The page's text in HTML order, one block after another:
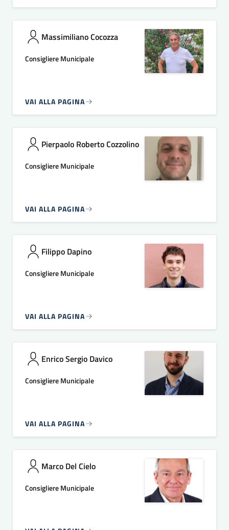
Massimiliano Cocozza
Consigliere Municipale
VAI ALLA PAGINA
Pierpaolo Roberto Cozzolino
Consigliere Municipale
VAI ALLA PAGINA
Filippo Dapino
Consigliere Municipale
VAI ALLA PAGINA
Enrico Sergio Davico
Consigliere Municipale
VAI ALLA PAGINA
Marco Del Cielo
Consigliere Municipale